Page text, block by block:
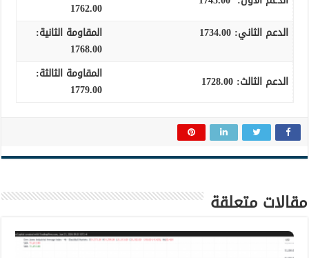
1762.00
الدعم الثاني:
المقاومة الثانية:
1768.00
الدعم الثالث:
1728.00
المقاومة الثالثة:
1779.00
مقالات متعلقة